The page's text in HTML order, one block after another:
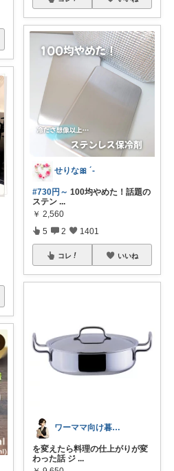
せりな🎀 ´-
#730円～ 100均やめた！話題の
ステン ...
￥ 2,560
5 2 1401
コレ いいね
ワーママ向け暮らしの便利グッズROOM
を変えたら料理の仕上がりが変
わった話 ジ ...